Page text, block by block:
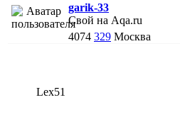
garik-33
Свой на Aqa.ru
4074 329 Москва
Lex51